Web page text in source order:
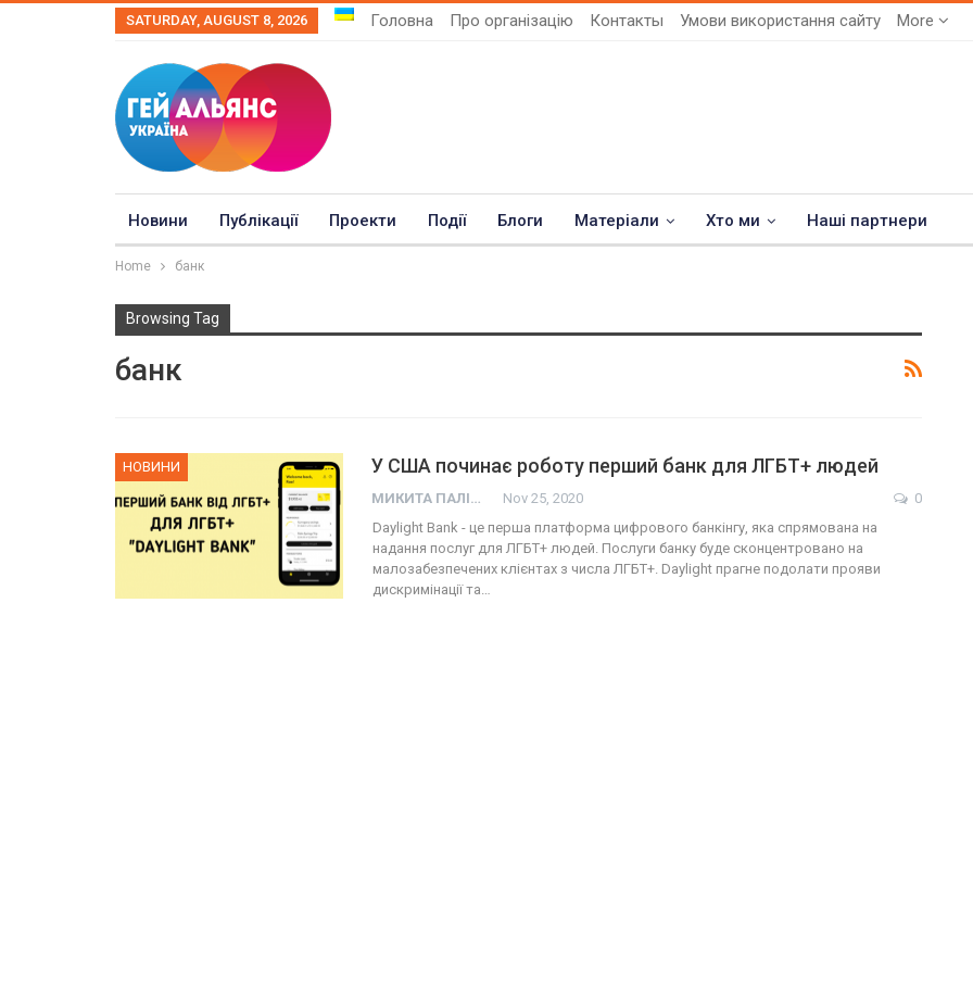
SATURDAY, AUGUST 8, 2026 Головна Про організацію Контакты Умови використання сайту More
Новини Публікації Проекти Події Блоги Матеріали Хто ми Наші партнери
Home банк
Browsing Tag
банк
НОВИНИ У США починає роботу перший банк для ЛГБТ+ людей
МИКИТА ПАЛІЙ Nov 25, 2020
0
Daylight Bank - це перша платформа цифрового банкінгу, яка спрямована на
надання послуг для ЛГБТ+ людей. Послуги банку буде сконцентровано на
малозабезпечених клієнтах з числа ЛГБТ+. Daylight прагне подолати прояви
дискримінації та…